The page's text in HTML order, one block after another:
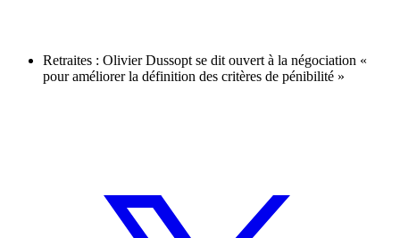
Retraites : Olivier Dussopt se dit ouvert à la négociation «
pour améliorer la définition des critères de pénibilité »